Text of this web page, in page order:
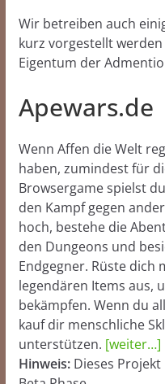
Wir betreiben auch
kurz vorgestellt
Eigentum der
Apewars.de
Wenn Affen die Welt
haben, zumindest für
Browsergame spielst
den Kampf gegen
hoch, bestehe die
den Dungeons und
Endgegner. Rüste dich
legendären Items aus,
bekämpfen. Wenn du
kauf dir menschliche
unterstützen. [weiter…]
Hinweis: Dieses